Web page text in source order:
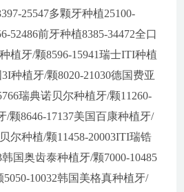
25547多颗牙种植25100-
52486前牙种植8385-34472全口
植牙/颗8596-15941瑞士ITI种植
种植牙/颗8020-21030德国费亚
瑞典诺贝尔种植牙/颗11260-
/颗8646-17137美国百康种植牙/
尔种植/颗11458-20003ITI瑞锆
国奥齿泰种植牙/颗7000-10485
10032韩国美格真种植牙/